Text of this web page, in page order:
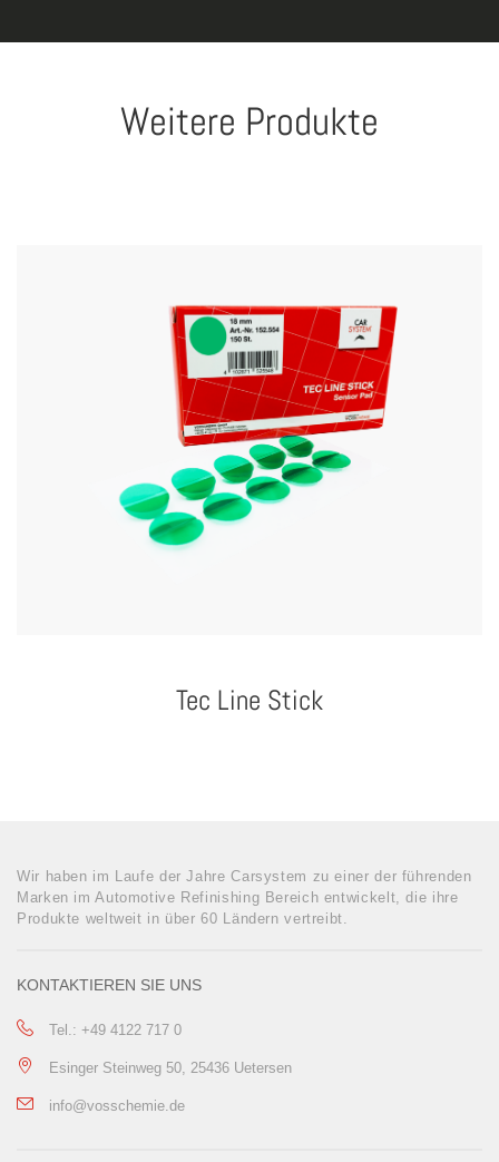
Weitere Produkte
Tec Line Stick
Wir haben im Laufe der Jahre Carsystem zu einer der führenden
Marken im Automotive Refinishing Bereich entwickelt, die ihre
Produkte weltweit in über 60 Ländern vertreibt.
KONTAKTIEREN SIE UNS
Tel.: +49 4122 717 0
Esinger Steinweg 50, 25436 Uetersen
info@vosschemie.de